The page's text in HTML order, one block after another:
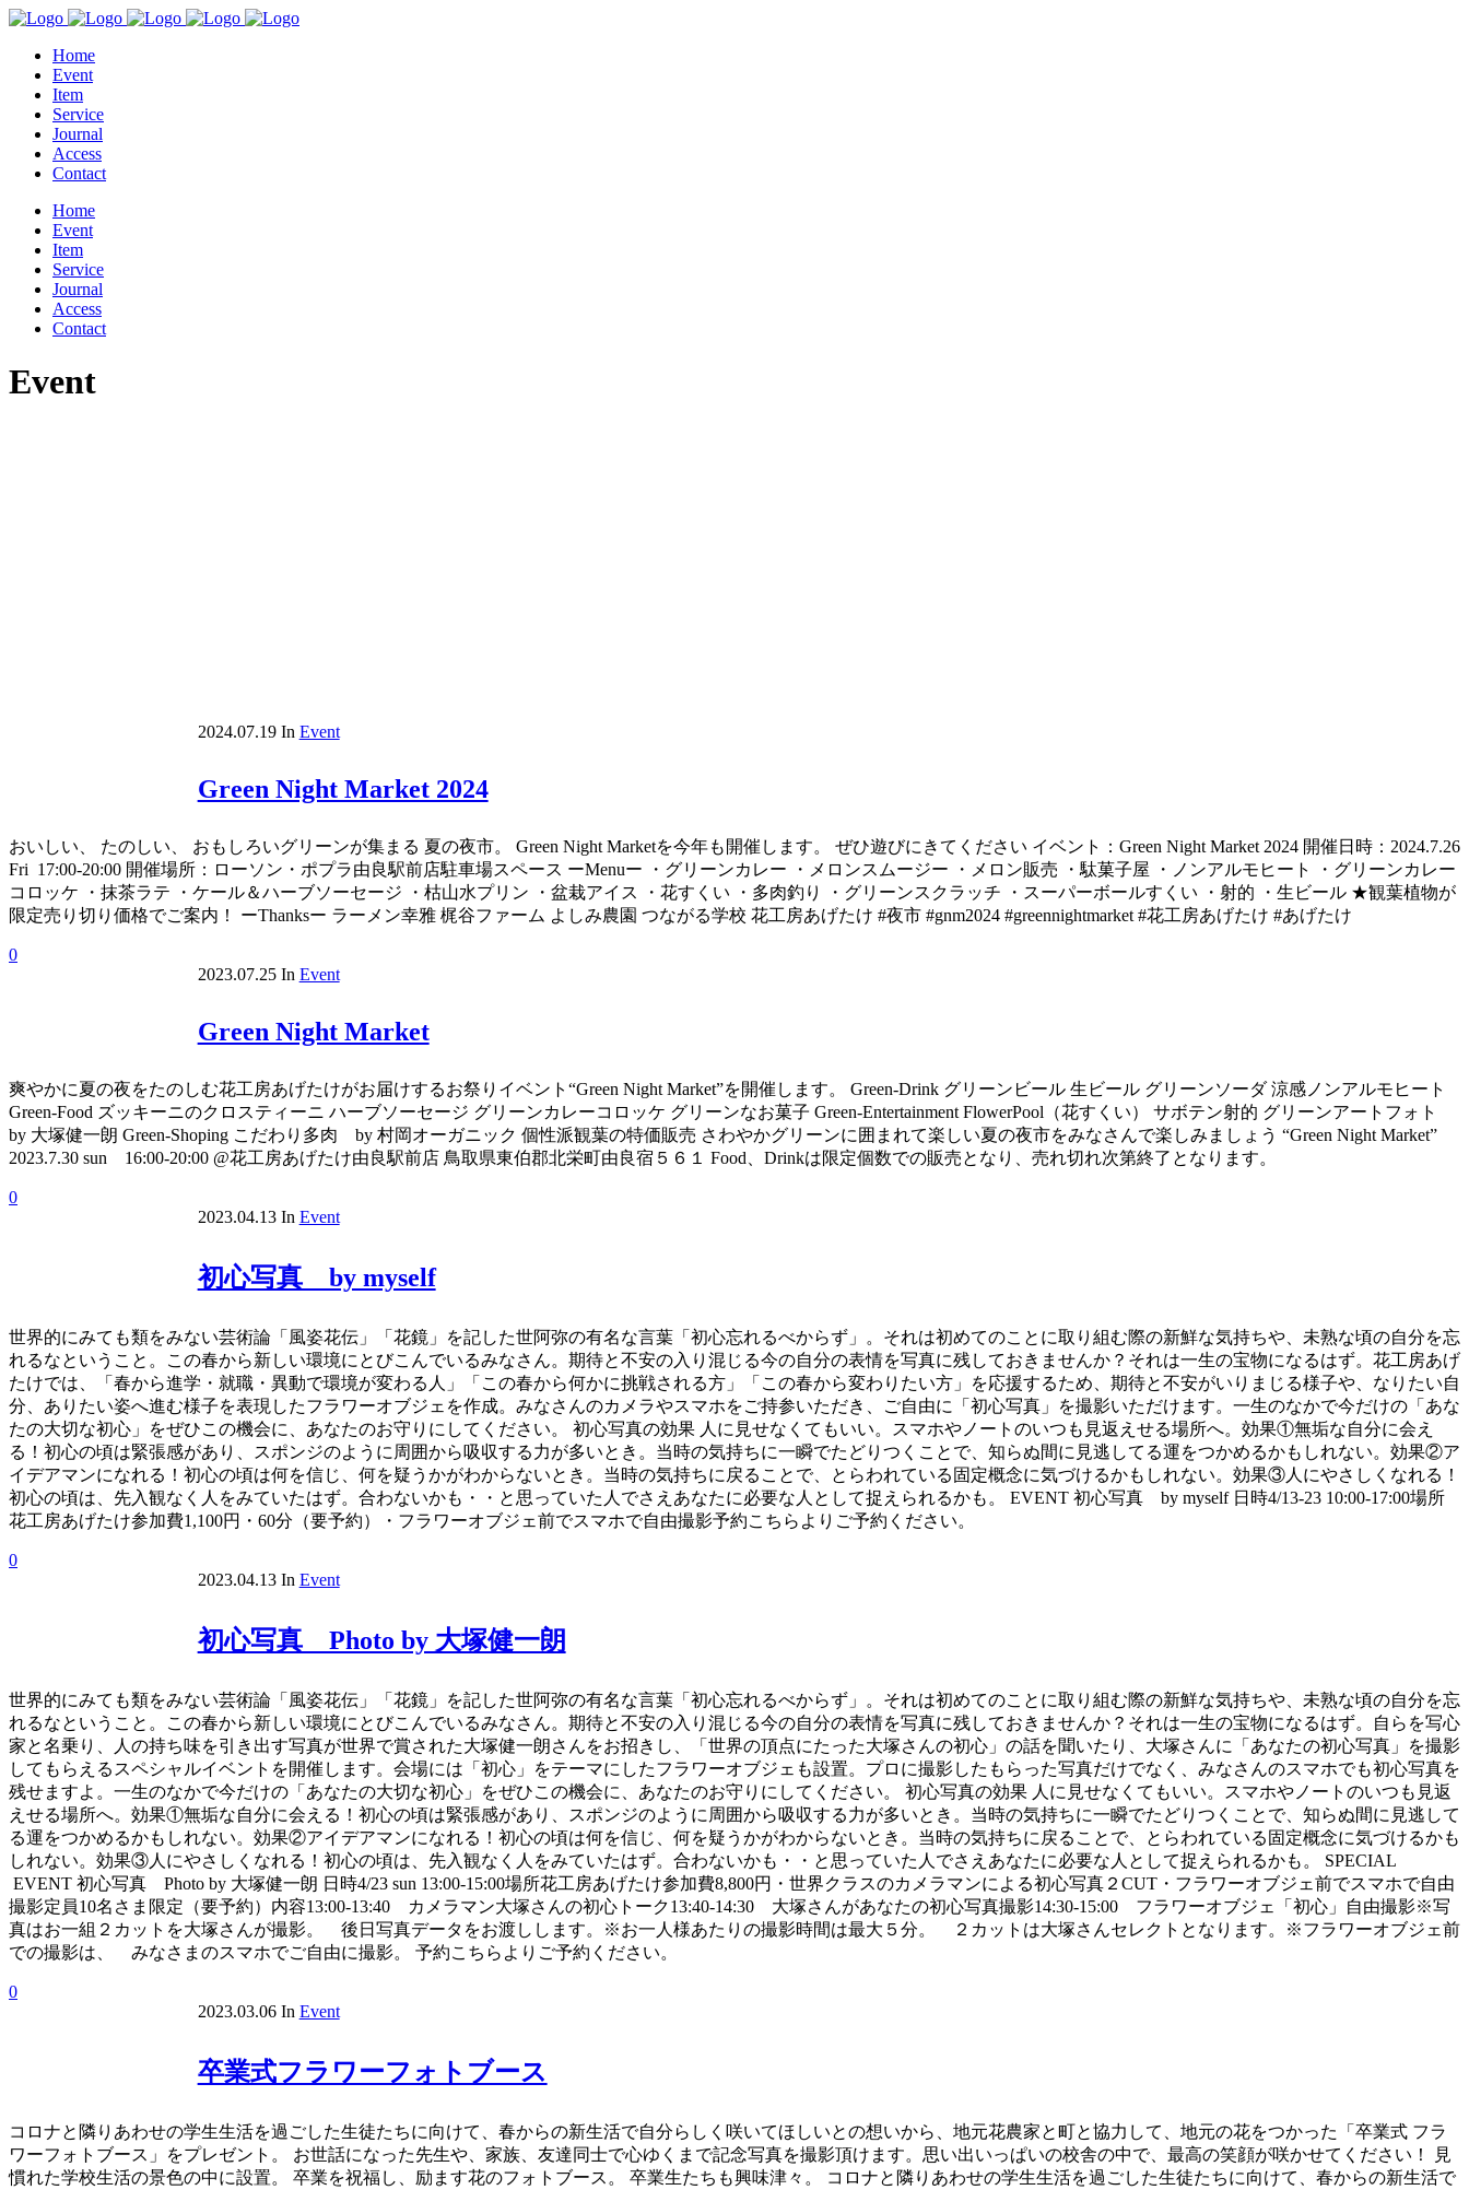
Home
Event
Item
Service
Journal
Access
Contact
Home
Event
Item
Service
Journal
Access
Contact
Event
2024.07.19 In Event
Green Night Market 2024
おいしい、 たのしい、 おもしろいグリーンが集まる 夏の夜市。 Green Night Marketを今年も開催します。 ぜひ遊びにきてください イベント：Green Night Market 2024 開催日時：2024.7.26
Fri 17:00-20:00 開催場所：ローソン・ポプラ由良駅前店駐車場スペース ーMenuー ・グリーンカレー ・メロンスムージー ・メロン販売 ・駄菓子屋 ・ノンアルモヒート ・グリーンカレー
コロッケ ・抹茶ラテ ・ケール＆ハーブソーセージ ・枯山水プリン ・盆栽アイス ・花すくい ・多肉釣り ・グリーンスクラッチ ・スーパーボールすくい ・射的 ・生ビール ★観葉植物が
限定売り切り価格でご案内！ ーThanksー ラーメン幸雅 梶谷ファーム よしみ農園 つながる学校 花工房あげたけ #夜市 #gnm2024 #greennightmarket #花工房あげたけ #あげたけ
0
2023.07.25 In Event
Green Night Market
爽やかに夏の夜をたのしむ花工房あげたけがお届けするお祭りイベント“Green Night Market”を開催します。 Green-Drink グリーンビール 生ビール グリーンソーダ 涼感ノンアルモヒート
Green-Food ズッキーニのクロスティーニ ハーブソーセージ グリーンカレーコロッケ グリーンなお菓子 Green-Entertainment FlowerPool（花すくい） サボテン射的 グリーンアートフォト
by 大塚健一朗 Green-Shoping こだわり多肉 by 村岡オーガニック 個性派観葉の特価販売 さわやかグリーンに囲まれて楽しい夏の夜市をみなさんで楽しみましょう “Green Night Market”
2023.7.30 sun 16:00-20:00 @花工房あげたけ由良駅前店 鳥取県東伯郡北栄町由良宿５６１ Food、Drinkは限定個数での販売となり、売れ切れ次第終了となります。
0
2023.04.13 In Event
初心写真 by myself
世界的にみても類をみない芸術論「風姿花伝」「花鏡」を記した世阿弥の有名な言葉「初心忘れるべからず」。それは初めてのことに取り組む際の新鮮な気持ちや、未熟な頃の自分を忘
れるなということ。この春から新しい環境にとびこんでいるみなさん。期待と不安の入り混じる今の自分の表情を写真に残しておきませんか？それは一生の宝物になるはず。花工房あげ
たけでは、「春から進学・就職・異動で環境が変わる人」「この春から何かに挑戦される方」「この春から変わりたい方」を応援するため、期待と不安がいりまじる様子や、なりたい自
分、ありたい姿へ進む様子を表現したフラワーオブジェを作成。みなさんのカメラやスマホをご持参いただき、ご自由に「初心写真」を撮影いただけます。一生のなかで今だけの「あな
たの大切な初心」をぜひこの機会に、あなたのお守りにしてください。 初心写真の効果 人に見せなくてもいい。スマホやノートのいつも見返えせる場所へ。効果①無垢な自分に会え
る！初心の頃は緊張感があり、スポンジのように周囲から吸収する力が多いとき。当時の気持ちに一瞬でたどりつくことで、知らぬ間に見逃してる運をつかめるかもしれない。効果②ア
イデアマンになれる！初心の頃は何を信じ、何を疑うかがわからないとき。当時の気持ちに戻ることで、とらわれている固定概念に気づけるかもしれない。効果③人にやさしくなれる！
初心の頃は、先入観なく人をみていたはず。合わないかも・・と思っていた人でさえあなたに必要な人として捉えられるかも。 EVENT 初心写真 by myself 日時4/13-23 10:00-17:00場所
花工房あげたけ参加費1,100円・60分（要予約）・フラワーオブジェ前でスマホで自由撮影予約こちらよりご予約ください。
0
2023.04.13 In Event
初心写真 Photo by 大塚健一朗
世界的にみても類をみない芸術論「風姿花伝」「花鏡」を記した世阿弥の有名な言葉「初心忘れるべからず」。それは初めてのことに取り組む際の新鮮な気持ちや、未熟な頃の自分を忘
れるなということ。この春から新しい環境にとびこんでいるみなさん。期待と不安の入り混じる今の自分の表情を写真に残しておきませんか？それは一生の宝物になるはず。自らを写心
家と名乗り、人の持ち味を引き出す写真が世界で賞された大塚健一朗さんをお招きし、「世界の頂点にたった大塚さんの初心」の話を聞いたり、大塚さんに「あなたの初心写真」を撮影
してもらえるスペシャルイベントを開催します。会場には「初心」をテーマにしたフラワーオブジェも設置。プロに撮影したもらった写真だけでなく、みなさんのスマホでも初心写真を
残せますよ。一生のなかで今だけの「あなたの大切な初心」をぜひこの機会に、あなたのお守りにしてください。 初心写真の効果 人に見せなくてもいい。スマホやノートのいつも見返
えせる場所へ。効果①無垢な自分に会える！初心の頃は緊張感があり、スポンジのように周囲から吸収する力が多いとき。当時の気持ちに一瞬でたどりつくことで、知らぬ間に見逃して
る運をつかめるかもしれない。効果②アイデアマンになれる！初心の頃は何を信じ、何を疑うかがわからないとき。当時の気持ちに戻ることで、とらわれている固定概念に気づけるかも
しれない。効果③人にやさしくなれる！初心の頃は、先入観なく人をみていたはず。合わないかも・・と思っていた人でさえあなたに必要な人として捉えられるかも。 SPECIAL
EVENT 初心写真 Photo by 大塚健一朗 日時4/23 sun 13:00-15:00場所花工房あげたけ参加費8,800円・世界クラスのカメラマンによる初心写真２CUT・フラワーオブジェ前でスマホで自由
撮影定員10名さま限定（要予約）内容13:00-13:40 カメラマン大塚さんの初心トーク13:40-14:30 大塚さんがあなたの初心写真撮影14:30-15:00 フラワーオブジェ「初心」自由撮影※写
真はお一組２カットを大塚さんが撮影。 後日写真データをお渡しします。※お一人様あたりの撮影時間は最大５分。 ２カットは大塚さんセレクトとなります。※フラワーオブジェ前
での撮影は、 みなさまのスマホでご自由に撮影。 予約こちらよりご予約ください。
0
2023.03.06 In Event
卒業式フラワーフォトブース
コロナと隣りあわせの学生生活を過ごした生徒たちに向けて、春からの新生活で自分らしく咲いてほしいとの想いから、地元花農家と町と協力して、地元の花をつかった「卒業式 フラ
ワーフォトブース」をプレゼント。 お世話になった先生や、家族、友達同士で心ゆくまで記念写真を撮影頂けます。思い出いっぱいの校舎の中で、最高の笑顔が咲かせてください！ 見
慣れた学校生活の景色の中に設置。 卒業を祝福し、励ます花のフォトブース。 卒業生たちも興味津々。 コロナと隣りあわせの学生生活を過ごした生徒たちに向けて、春からの新生活で